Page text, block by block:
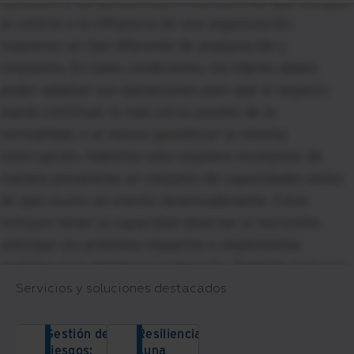
la rápida adaptación de los procesos para cumplir con
bienestar de los empleados y la reorientación de la
Servicios y soluciones destacados
Gestión de
riesgos:
Resiliencia:
¿una